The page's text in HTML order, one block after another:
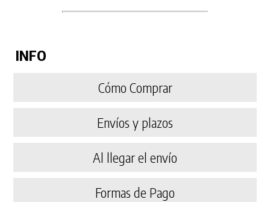
INFO
Cómo Comprar
Envíos y plazos
Al llegar el envío
Formas de Pago